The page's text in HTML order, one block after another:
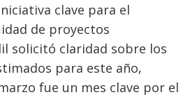
clave para el
de proyectos
solicitó claridad sobre los
para este año,
fue un mes clave por el